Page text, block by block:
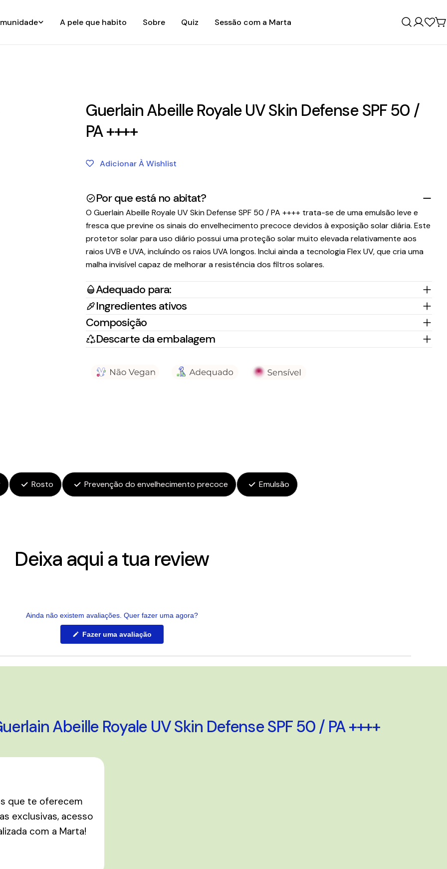
A pele que habito Sobre Quiz Sessão com a Marta
Entrar
Guerlain Abeille Royale UV Skin Defense SPF 50 /
PA ++++
Adicionar À Wishlist
Por que está no abitat?
O Guerlain Abeille Royale UV Skin Defense SPF 50 / PA ++++ trata-se de uma emulsão leve e
fresca que previne os sinais do envelhecimento precoce devidos à exposição solar diária. Este
protetor solar para uso diário possui uma proteção solar muito elevada relativamente aos
raios UVB e UVA, incluíndo os raios UVA longos. Inclui ainda a tecnologia Flex UV, que cria uma
malha invisível capaz de melhorar a resistência dos filtros solares.
Adequado para:
Ingredientes ativos
Composição
Descarte da embalagem
Rosto Prevenção do envelhecimento precoce Emulsão
Deixa aqui a tua review
Ainda não existem avaliações. Quer fazer uma agora?
Fazer uma avaliação(Abre
numa
janela)
Abeille Royale UV Skin Defense SPF 50 / PA ++++
que te oferecem
exclusivas, acesso
com a Marta!